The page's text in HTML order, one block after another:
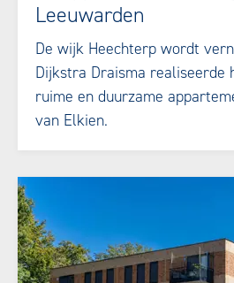
Leeuwarden
De wijk Heechterp wordt
Dijkstra Draisma realiseerde
ruime en duurzame
van Elkien.